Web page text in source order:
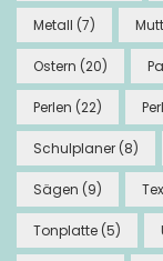
Metall (7)
Ostern (20)
Perlen (22)
Schulplaner (8)
Sägen (9)
Tonplatte (5)